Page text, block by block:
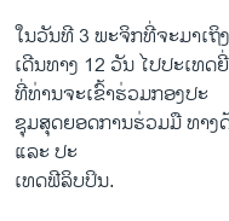
ພາສາຕ່າງໆ
ໃນວັນທີ 3 ພະຈິກທີ່ຈະມາເ
ເດີນທາງ 12 ວັນ ໄປປະເທ
ທີ່ທ່ານຈະເຂົ້າຮ່ວມກອງປະ
ຊຸມສຸດຍອດການຮ່ວມມື ທາງ
ແລະ ປະ
ເທດຟີລິບປິນ.